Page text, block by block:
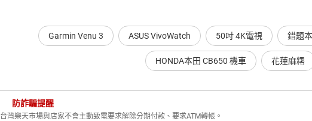
Garmin Venu 3 ASUS VivoWatch 50吋 4K電視 錯題本
HONDA本田 CB650 機車 花蓮麻糬
防詐騙提醒
台灣樂天市場與店家不會主動致電要求解除分期付款、要求ATM轉帳。